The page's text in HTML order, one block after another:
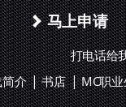
马上申请
打电话给
介
书店 MC职